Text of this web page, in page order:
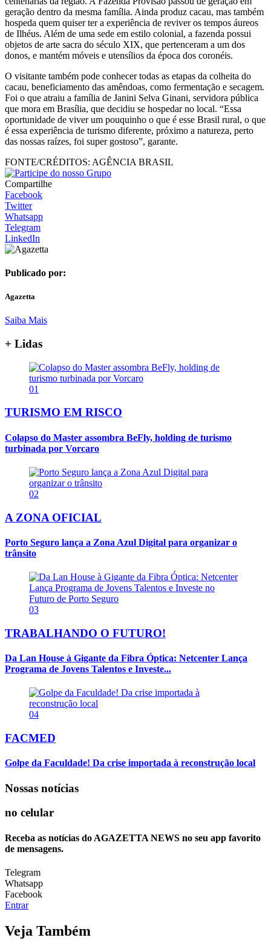
geração dentro da mesma família. Ainda produz cacau, mas também
hospeda quem quiser ter a experiência de reviver os tempos áureos
de Ilhéus. Além de uma sede em estilo colonial, a fazenda possui
objetos de arte sacra do século XIX, que pertenceram a um dos
donos, e mantém móveis e utensílios da época dos coronéis.
O visitante também pode conhecer todas as etapas da colheita do
cacau, beneficiamento das amêndoas, como fermentação e secagem.
Foi o que atraiu a família de Janini Selva Ginani, servidora pública
que mora em Brasília, que decidiu se hospedar no local. “Essa
oportunidade de viver um pouquinho o que é esse Brasil rural, o que
é essa experiência de turismo diferente, próximo a natureza, perto
das nossas raízes, foi super gostoso”, garante.
FONTE/CRÉDITOS: AGÊNCIA BRASIL
Compartilhe
Facebook
Twitter
Whatsapp
Telegram
LinkedIn
Publicado por:
Agazetta
Saiba Mais
+ Lidas
01
TURISMO EM RISCO
Colapso do Master assombra BeFly, holding de turismo
turbinada por Vorcaro
02
A ZONA OFICIAL
Porto Seguro lança a Zona Azul Digital para organizar o
trânsito
03
TRABALHANDO O FUTURO!
Da Lan House à Gigante da Fibra Óptica: Netcenter Lança
Programa de Jovens Talentos e Investe...
04
FACMED
Golpe da Faculdade! Da crise importada à reconstrução local
Nossas notícias
no celular
Receba as notícias do AGAZETTA NEWS no seu app favorito
de mensagens.
Telegram
Whatsapp
Facebook
Entrar
Veja Também